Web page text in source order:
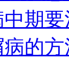
期
的